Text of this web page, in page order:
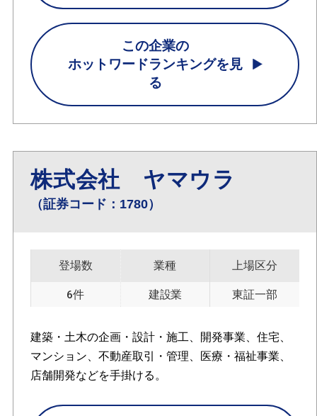
この企業の
ホットワードランキングを見
る
株式会社 ヤマウラ
（証券コード：1780）
登場数
6件
業種
建設業
上場区分
東証一部
建築・土木の企画・設計・施工、開発事業、住宅、
マンション、不動産取引・管理、医療・福祉事業、
店舗開発などを手掛ける。